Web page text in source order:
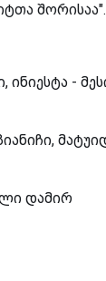
ინიესტა -
დამირ